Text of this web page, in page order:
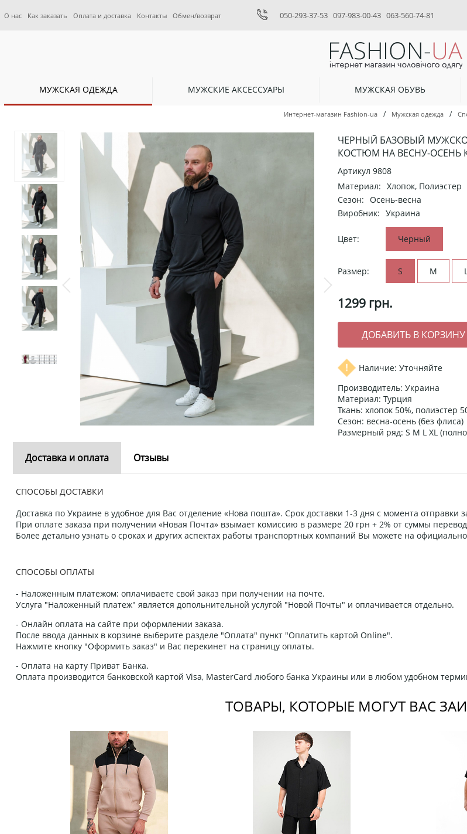
О нас Как заказать Оплата и доставка Контакты Обмен/возврат 050-293-37-53 097-983-00-43 063-560-74-81
МУЖСКАЯ ОДЕЖДА МУЖСКИЕ АКСЕССУАРЫ МУЖСКАЯ ОБУВЬ
Интернет-магазин Fashion-ua / Мужская одежда /
ЧЕРНЫЙ БАЗОВЫЙ
КОСТЮМ НА ВЕСНУ-ОСЕНЬ
Артикул 9808
Материал: Хлопок, Полиэстер
Сезон: Осень-весна
Виробник: Украина
Цвет: Черный
Размер: S M
1299 грн.
Наличие: Уточняйте
Производитель: Украина
Материал: Турция
Ткань: хлопок 50%, полиэстер
Сезон: весна-осень (без флиса)
Размерный ряд: S M L XL
Доставка и оплата Отзывы
СПОСОБЫ ДОСТАВКИ
Доставка по Украине в удобное для Вас отделение «Нова пошта». Срок доставки 1-3 дня с момента отправки
При оплате заказа при получении «Новая Почта» взымает комиссию в размере 20 грн + 2% от суммы
Более детально узнать о сроках и других аспектах работы транспортных компаний Вы можете на
СПОСОБЫ ОПЛАТЫ
- Наложенным платежом: оплачиваете свой заказ при получении на почте.
Услуга "Наложенный платеж" является допольнительной услугой "Новой Почты" и оплачивается отдельно.
- Онлайн оплата на сайте при оформлении заказа.
После ввода данных в корзине выберите разделе "Оплата" пункт "Оплатить картой Online".
Нажмите кнопку "Оформить заказ" и Вас перекинет на страницу оплаты.
- Оплата на карту Приват Банка.
Оплата производится банковской картой Visa, MasterCard любого банка Украины или в любом удобном
ТОВАРЫ, КОТОРЫЕ МОГУТ ВАС